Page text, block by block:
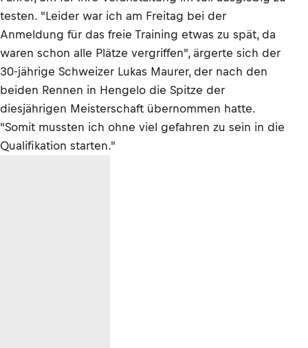
testen. "Leider war ich am Freitag bei der
Anmeldung für das freie Training etwas zu spät, da
waren schon alle Plätze vergriffen", ärgerte sich der
30-jährige Schweizer Lukas Maurer, der nach den
beiden Rennen in Hengelo die Spitze der
diesjährigen Meisterschaft übernommen hatte.
"Somit mussten ich ohne viel gefahren zu sein in die
Qualifikation starten."